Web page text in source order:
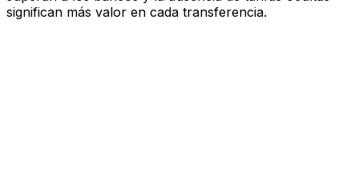
significan más valor en cada transferencia.